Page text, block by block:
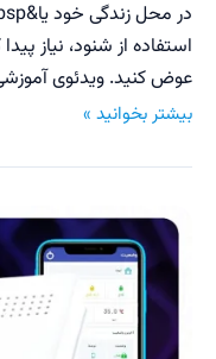
استفاده از شنود، نیاز
عوض کنید. ویدئوی
بیشتر بخوانید »